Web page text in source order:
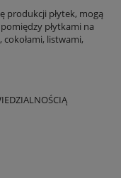
produkcji płytek, mogą
płytkami na
listwami,